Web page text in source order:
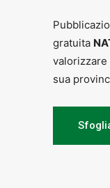
gratuita
valorizzare
sua